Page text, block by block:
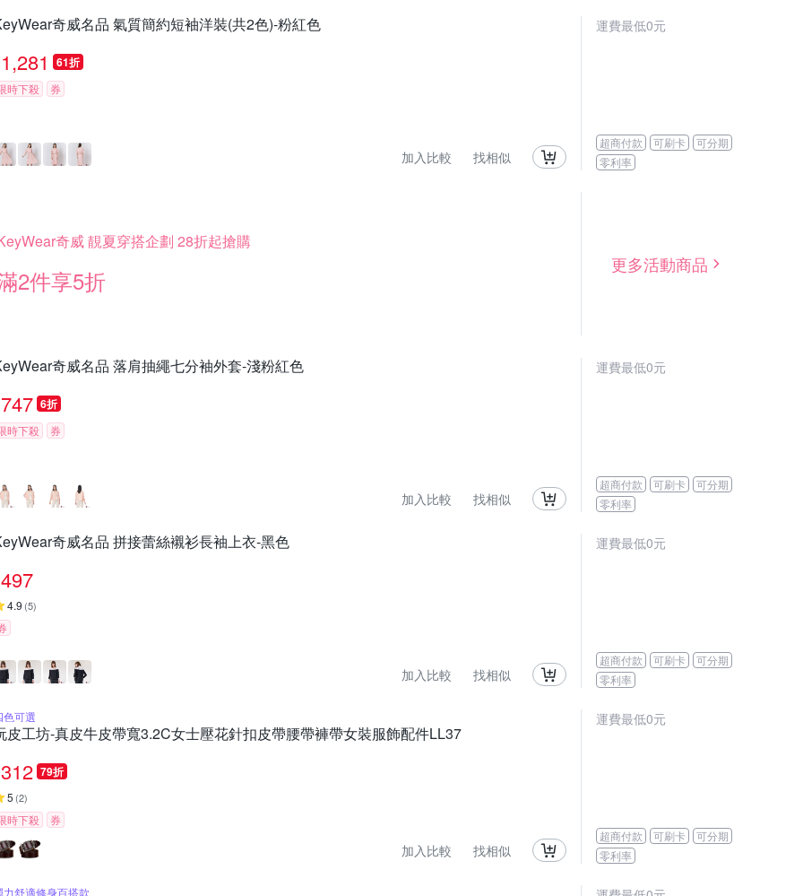
奇威名品 氣質簡約短袖洋裝(共2色)-粉紅色
1,281 61折
時下殺 券
加入比較 找相似
運費最低0元
超商付款 可刷卡
可分期
零利率
奇威 靚夏穿搭企劃 28折起搶購
2件享5折
更多活動商品
奇威名品 落肩抽繩七分袖外套-淺粉紅色
747 6折
時下殺 券
加入比較 找相似
運費最低0元
超商付款 可刷卡
可分期
零利率
奇威名品 拼接蕾絲襯衫長袖上衣-黑色
497
4.9 (5)
加入比較 找相似
運費最低0元
超商付款 可刷卡
可分期
零利率
色可選
皮工坊-真皮牛皮帶寬3.2C女士壓花針扣皮帶腰帶褲帶女裝服飾配件LL37
312 79折
5 (2)
時下殺 券
加入比較 找相似
運費最低0元
超商付款 可刷卡
可分期
零利率
力舒適修身百搭款